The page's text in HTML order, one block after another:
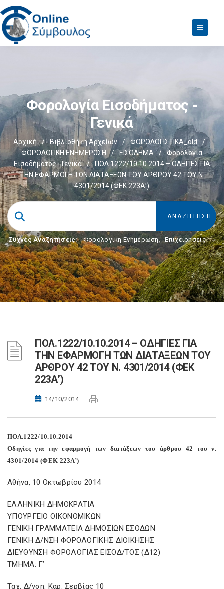
Φορολογία Εισοδήματος -
Γενικά
Αρχική / Βιβλιοθήκη Αρχείων / ΦΟΡΟΛΟΓΙΣΤΙΚΑ_old
/
ΦΟΡΟΛΟΓΙΚΗ ΕΝΗΜΕΡΩΣΗ
/ ΕΙΣΟΔΗΜΑ /
Φορολογία
Εισοδήματος - Γενικά
/
ΠΟΛ.1222/10.10.2014 – ΟΔΗΓΙΕΣ ΓΙΑ
ΤΗΝ ΕΦΑΡΜΟΓΗ ΤΩΝ ΔΙΑΤΑΞΕΩΝ ΤΟΥ ΑΡΘΡΟΥ 42 ΤΟΥ Ν.
4301/2014 (ΦΕΚ 223Α’)
Συχνές Αναζητήσεις: Φορολογικη Ενημέρωση, Επιχειρήσεις
ΠΟΛ.1222/10.10.2014 – ΟΔΗΓΙΕΣ ΓΙΑ
ΤΗΝ ΕΦΑΡΜΟΓΗ ΤΩΝ ΔΙΑΤΑΞΕΩΝ ΤΟΥ
ΑΡΘΡΟΥ 42 ΤΟΥ Ν. 4301/2014 (ΦΕΚ
223Α’)
14/10/2014
ΠΟΛ.1222/10.10.2014
Οδηγίες για την εφαρμογή των διατάξεων του άρθρου 42 του ν.
4301/2014 (ΦΕΚ 223Α’)
Αθήνα, 10 Οκτωβρίου 2014
ΕΛΛΗΝΙΚΗ ΔΗΜΟΚΡΑΤΙΑ
ΥΠΟΥΡΓΕΙΟ ΟΙΚΟΝΟΜΙΚΩΝ
ΓΕΝΙΚΗ ΓΡΑΜΜΑΤΕΙΑ ΔΗΜΟΣΙΩΝ ΕΣΟΔΩΝ
ΓΕΝΙΚΗ Δ/ΝΣΗ ΦΟΡΟΛΟΓΙΚΗΣ ΔΙΟΙΚΗΣΗΣ
ΔΙΕΥΘΥΝΣΗ ΦΟΡΟΛΟΓΙΑΣ ΕΙΣΟΔ/ΤΟΣ (Δ12)
ΤΜΗΜΑ: Γ’
Ταχ. Δ/νση: Καρ. Σερβίας 10